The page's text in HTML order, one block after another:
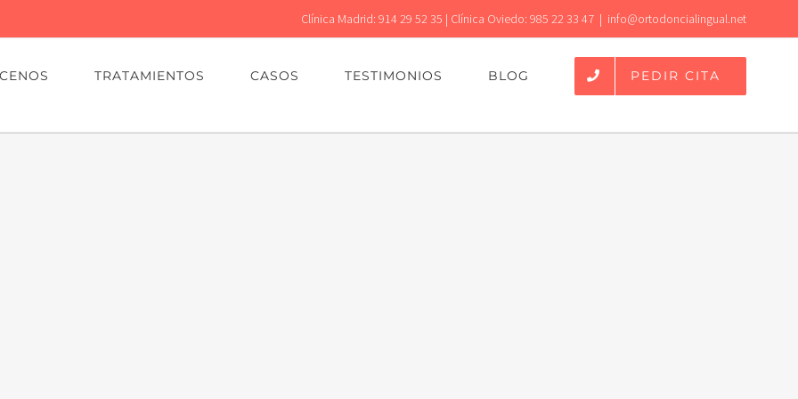
Clínica Madrid: 914 29 52 35 | Clínica Oviedo: 985 22 33 47 | info@ortodoncialingual.net
TRATAMIENTOS CASOS TESTIMONIOS BLOG PEDIR CITA